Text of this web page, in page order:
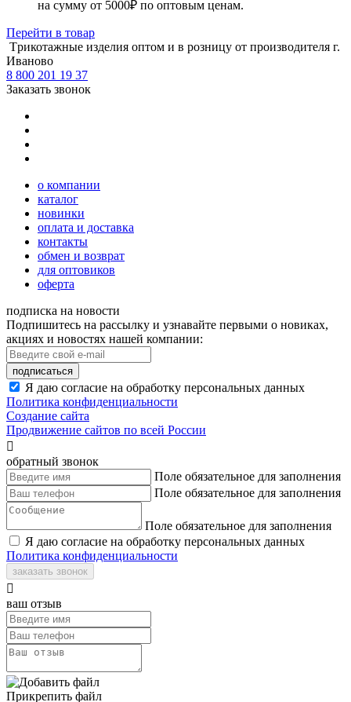
на сумму от 5000₽ по оптовым ценам.
Перейти в товар
Tрикотажные изделия оптом и в розницу от производителя г.
Иваново
8 800 201 19 37
Заказать звонок
о компании
каталог
новинки
оплата и доставка
контакты
обмен и возврат
для оптовиков
оферта
подписка на новости
Подпишитесь на рассылку и узнавайте первыми о новиках,
акциях и новостях нашей компании:
подписаться
Я даю согласие на обработку персональных данных
Политика конфиденциальности
Создание сайта
Продвижение сайтов по всей России

обратный звонок
Поле обязательное для заполнения
Поле обязательное для заполнения
Поле обязательное для заполнения
Я даю согласие на обработку персональных данных
Политика конфиденциальности
заказать звонок

ваш отзыв
Прикрепить файл